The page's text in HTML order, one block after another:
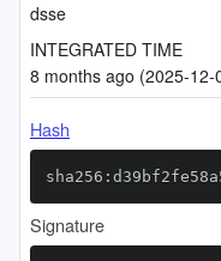
dsse
INTEGRATED TIME
8 months ago (2025-
Hash
Signature